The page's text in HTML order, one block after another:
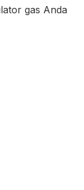
gas Anda